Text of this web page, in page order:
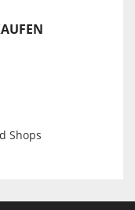
Shops